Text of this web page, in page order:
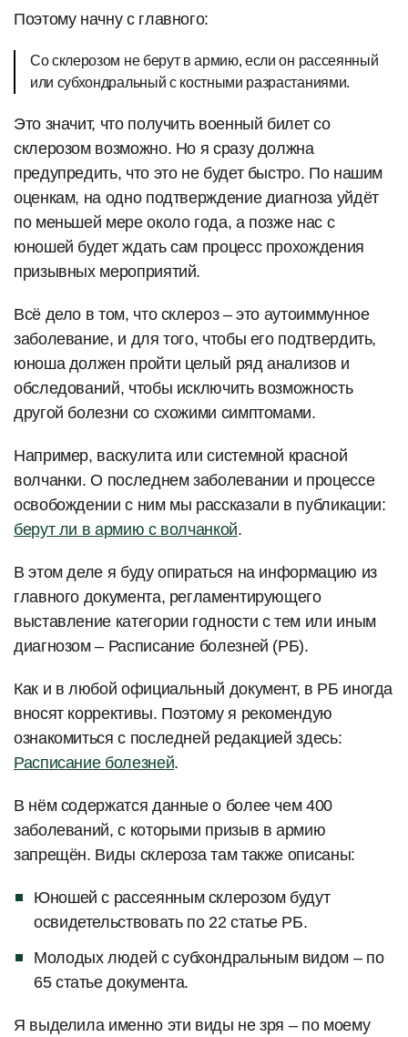
Поэтому начну с главного:
Со склерозом не берут в армию, если он рассеянный
или субхондральный с костными разрастаниями.
Это значит, что получить военный билет со
склерозом возможно. Но я сразу должна
предупредить, что это не будет быстро. По нашим
оценкам, на одно подтверждение диагноза уйдёт
по меньшей мере около года, а позже нас с
юношей будет ждать сам процесс прохождения
призывных мероприятий.
Всё дело в том, что склероз – это аутоиммунное
заболевание, и для того, чтобы его подтвердить,
юноша должен пройти целый ряд анализов и
обследований, чтобы исключить возможность
другой болезни со схожими симптомами.
Например, васкулита или системной красной
волчанки. О последнем заболевании и процессе
освобождении с ним мы рассказали в публикации:
берут ли в армию с волчанкой.
В этом деле я буду опираться на информацию из
главного документа, регламентирующего
выставление категории годности с тем или иным
диагнозом – Расписание болезней (РБ).
Как и в любой официальный документ, в РБ иногда
вносят коррективы. Поэтому я рекомендую
ознакомиться с последней редакцией здесь:
Расписание болезней.
В нём содержатся данные о более чем 400
заболеваний, с которыми призыв в армию
запрещён. Виды склероза там также описаны:
Юношей с рассеянным склерозом будут
освидетельствовать по 22 статье РБ.
Молодых людей с субхондральным видом – по
65 статье документа.
Я выделила именно эти виды не зря – по моему